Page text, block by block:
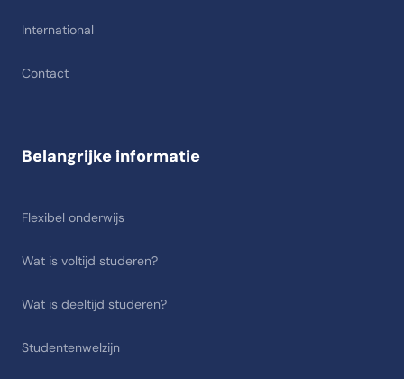
International
Contact
Belangrijke informatie
Flexibel onderwijs
Wat is voltijd studeren?
Wat is deeltijd studeren?
Studentenwelzijn